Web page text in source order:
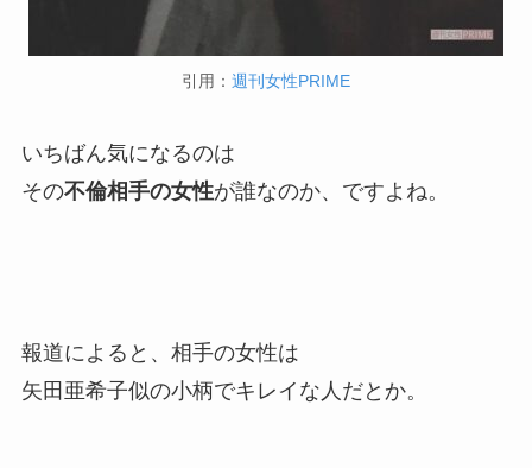
引用： 週刊女性PRIME
いちばん気になるのは
その不倫相手の女性が誰なのか、ですよね。
報道によると、相手の女性は
矢田亜希子似の小柄でキレイな人だとか。